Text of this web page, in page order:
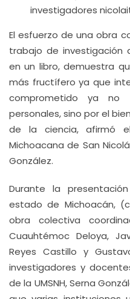
investigadores
El esfuerzo de una obra
trabajo de investigación
en un libro, demuestra
más fructífero ya que
comprometido ya no
personales, sino por el
de la ciencia, afirmó
Michoacana de San
González.
Durante la
estado de Michoacán,
obra colectiva
Cuauhtémoc Deloya,
Reyes Castillo y
investigadores y
de la UMSNH, Serna